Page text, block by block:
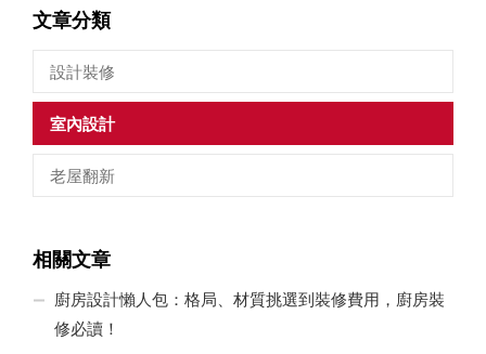
文章分類
設計裝修
室內設計
老屋翻新
相關文章
廚房設計懶人包：格局、材質挑選到裝修費用，廚房裝
修必讀！